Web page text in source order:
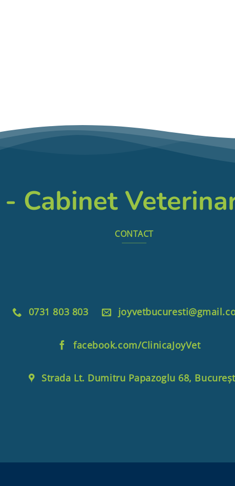
Cabinet
CONTACT
0731 803 803
facebook.com/ClinicaJoyVet
Strada Lt. Dumitru Papazoglu 68,